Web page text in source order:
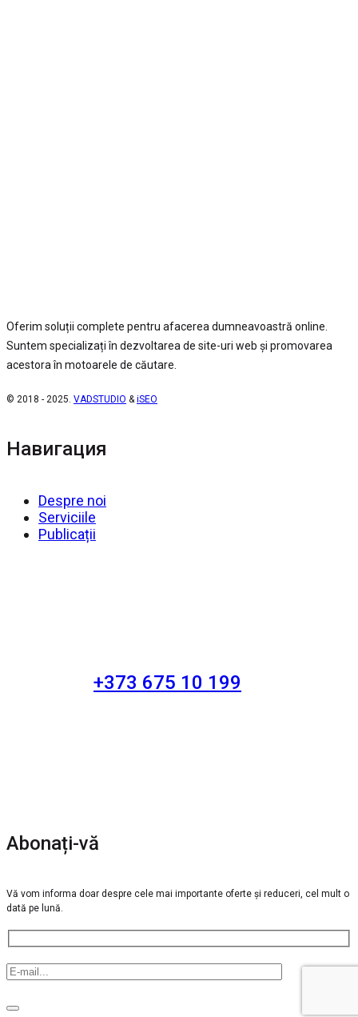
Oferim soluții complete pentru afacerea dumneavoastră online.
Suntem specializați în dezvoltarea de site-uri web și promovarea
acestora în motoarele de căutare.
© 2018 - 2025. VADSTUDIO & iSEO
Навигация
Despre noi
Serviciile
Publicații
+373 675 10 199
Abonați-vă
Vă vom informa doar despre cele mai importante oferte și reduceri, cel mult o
dată pe lună.